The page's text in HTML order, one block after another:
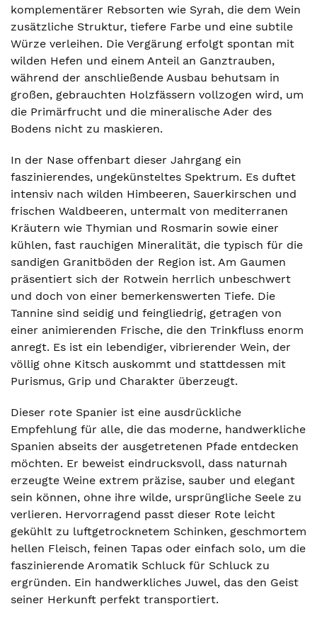
komplementärer Rebsorten wie Syrah, die dem Wein
zusätzliche Struktur, tiefere Farbe und eine subtile
Würze verleihen. Die Vergärung erfolgt spontan mit
wilden Hefen und einem Anteil an Ganztrauben,
während der anschließende Ausbau behutsam in
großen, gebrauchten Holzfässern vollzogen wird, um
die Primärfrucht und die mineralische Ader des
Bodens nicht zu maskieren.
In der Nase offenbart dieser Jahrgang ein
faszinierendes, ungekünsteltes Spektrum. Es duftet
intensiv nach wilden Himbeeren, Sauerkirschen und
frischen Waldbeeren, untermalt von mediterranen
Kräutern wie Thymian und Rosmarin sowie einer
kühlen, fast rauchigen Mineralität, die typisch für die
sandigen Granitböden der Region ist. Am Gaumen
präsentiert sich der Rotwein herrlich unbeschwert
und doch von einer bemerkenswerten Tiefe. Die
Tannine sind seidig und feingliedrig, getragen von
einer animierenden Frische, die den Trinkfluss enorm
anregt. Es ist ein lebendiger, vibrierender Wein, der
völlig ohne Kitsch auskommt und stattdessen mit
Purismus, Grip und Charakter überzeugt.
Dieser rote Spanier ist eine ausdrückliche
Empfehlung für alle, die das moderne, handwerkliche
Spanien abseits der ausgetretenen Pfade entdecken
möchten. Er beweist eindrucksvoll, dass naturnah
erzeugte Weine extrem präzise, sauber und elegant
sein können, ohne ihre wilde, ursprüngliche Seele zu
verlieren. Hervorragend passt dieser Rote leicht
gekühlt zu luftgetrocknetem Schinken, geschmortem
hellen Fleisch, feinen Tapas oder einfach solo, um die
faszinierende Aromatik Schluck für Schluck zu
ergründen. Ein handwerkliches Juwel, das den Geist
seiner Herkunft perfekt transportiert.